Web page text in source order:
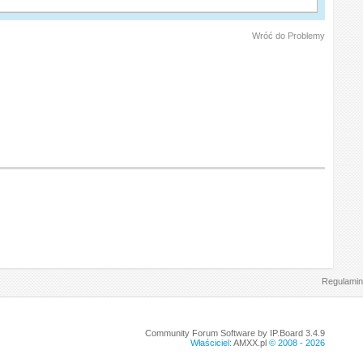
Wróć do Problemy
Regulamin
Community Forum Software by IP.Board 3.4.9
Właściciel: AMXX.pl© 2008 - 2026